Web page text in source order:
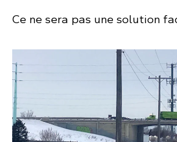
Ce ne sera pas une solution